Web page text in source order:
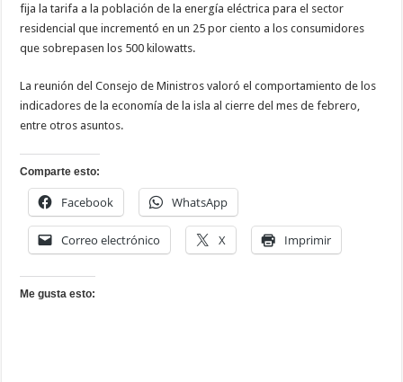
fija la tarifa a la población de la energía eléctrica para el sector
residencial que incrementó en un 25 por ciento a los consumidores
que sobrepasen los 500 kilowatts.
La reunión del Consejo de Ministros valoró el comportamiento de los
indicadores de la economía de la isla al cierre del mes de febrero,
entre otros asuntos.
Comparte esto:
Facebook WhatsApp
Correo electrónico X Imprimir
Me gusta esto: